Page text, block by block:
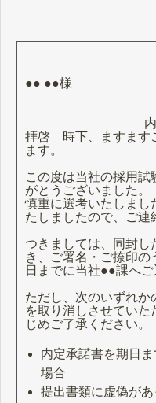
●● ●●様
拝啓 時下、ますます
ます。
この度は当社の採用試
がとうございました。
慎重に選考いたしまし
たしましたので、ご連
つきましては、同封し
き、ご署名・ご捺印の
日までに当社●●課へご
ただし、次のいずれか
を取り消しさせてい
じめご了承ください。
内定承諾書を期日
場合
提出書類に虚偽が